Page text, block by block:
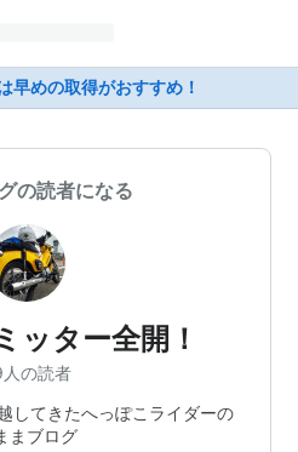
早めの取得がおすすめ！
の読者になる
ッター全開！
の読者
してきたへっぽこライダーの
まブログ